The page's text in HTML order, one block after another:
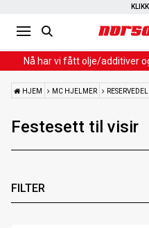
Nå har vi fått olje/additiver
HJEM MC HJELMER
Festesett til visir
FILTER